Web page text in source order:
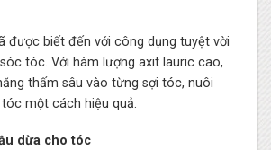
được biết đến với công dụng tuyệt vời
tóc. Với hàm lượng axit lauric cao,
thấm sâu vào từng sợi tóc, nuôi
một cách hiệu quả.
dừa cho tóc